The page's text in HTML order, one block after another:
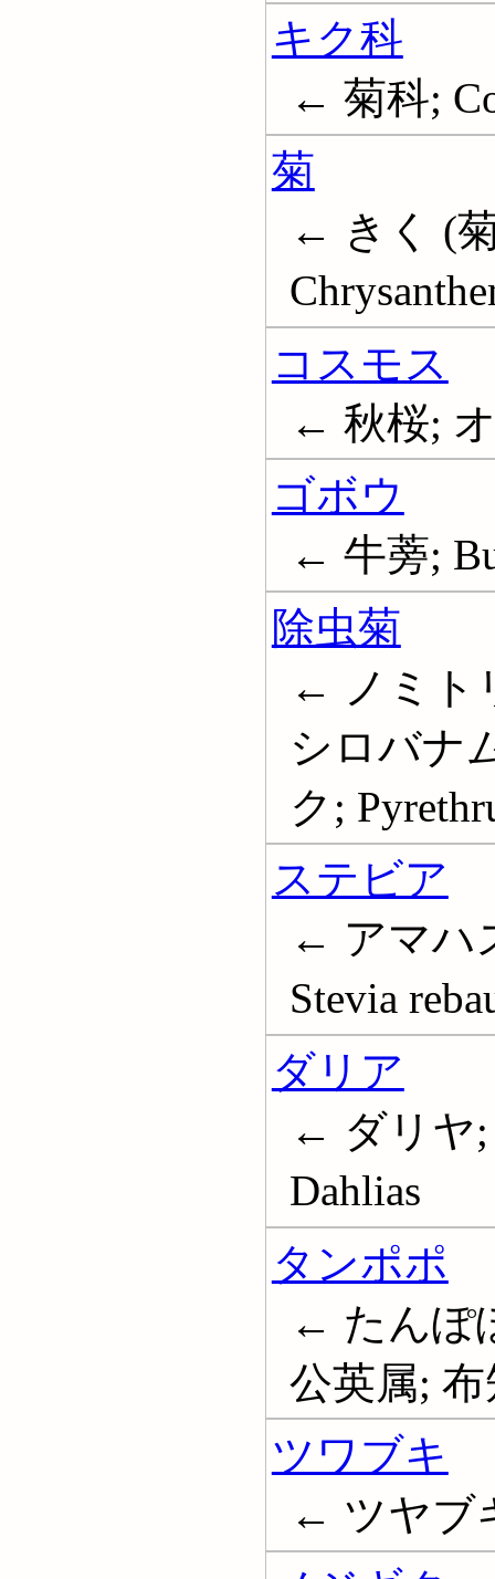
キク科
← 菊科;
菊
← きく (
コスモス
← 秋桜;
ゴボウ
← 牛蒡;
除虫菊
← ノミト
シロバナ
ク;
ステビア
← アマハ
Stevia
ダリア
← ダリヤ;
Dahlias
タンポポ
← たんぽ
公英属; 布
ツワブキ
← ツヤブ